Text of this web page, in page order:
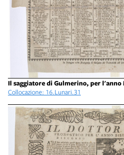
Il saggiatore di Gulmerino, per l'anno
Collocazione: 16.Lunari.31